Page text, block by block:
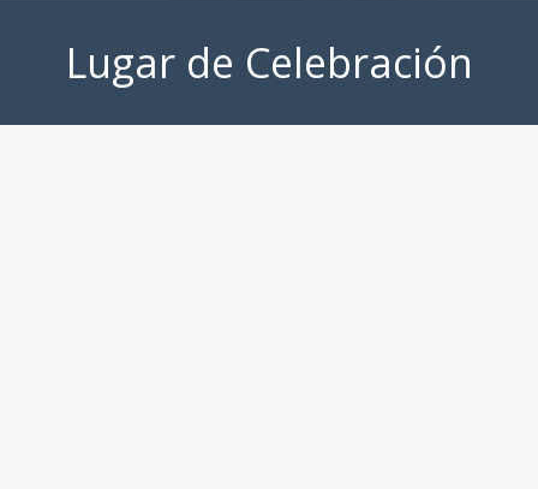
Lugar de Celebración